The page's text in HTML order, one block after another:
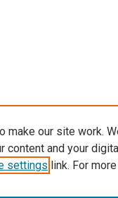
make our site work.
and your
settings link. For